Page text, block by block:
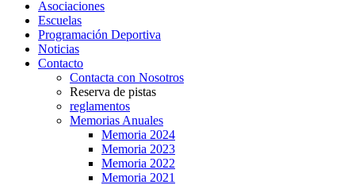
Asociaciones
Escuelas
Programación Deportiva
Noticias
Contacto
Contacta con Nosotros
Reserva de pistas
reglamentos
Memorias Anuales
Memoria 2024
Memoria 2023
Memoria 2022
Memoria 2021